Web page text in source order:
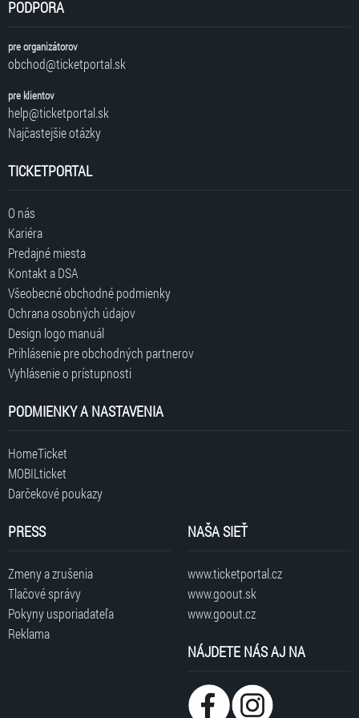
PODPORA
pre organizátorov
obchod@ticketportal.sk
pre klientov
help@ticketportal.sk
Najčastejšie otázky
TICKETPORTAL
O nás
Kariéra
Predajné miesta
Kontakt a DSA
Všeobecné obchodné podmienky
Ochrana osobných údajov
Design logo manuál
Prihlásenie pre obchodných partnerov
Vyhlásenie o prístupnosti
PODMIENKY A NASTAVENIA
HomeTicket
MOBILticket
Darčekové poukazy
PRESS
Zmeny a zrušenia
Tlačové správy
Pokyny usporiadateľa
Reklama
NAŠA SIEŤ
www.ticketportal.cz
www.goout.sk
www.goout.cz
NÁJDETE NÁS AJ NA